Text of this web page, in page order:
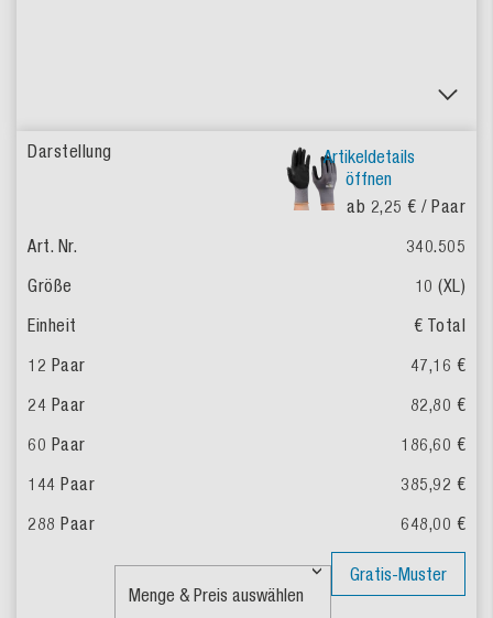
Artikeldetails
öffnen
ab 2,25 € / Paar
340.505
10 (XL)
€ Total
47,16 €
82,80 €
186,60 €
385,92 €
648,00 €
Gratis-Muster